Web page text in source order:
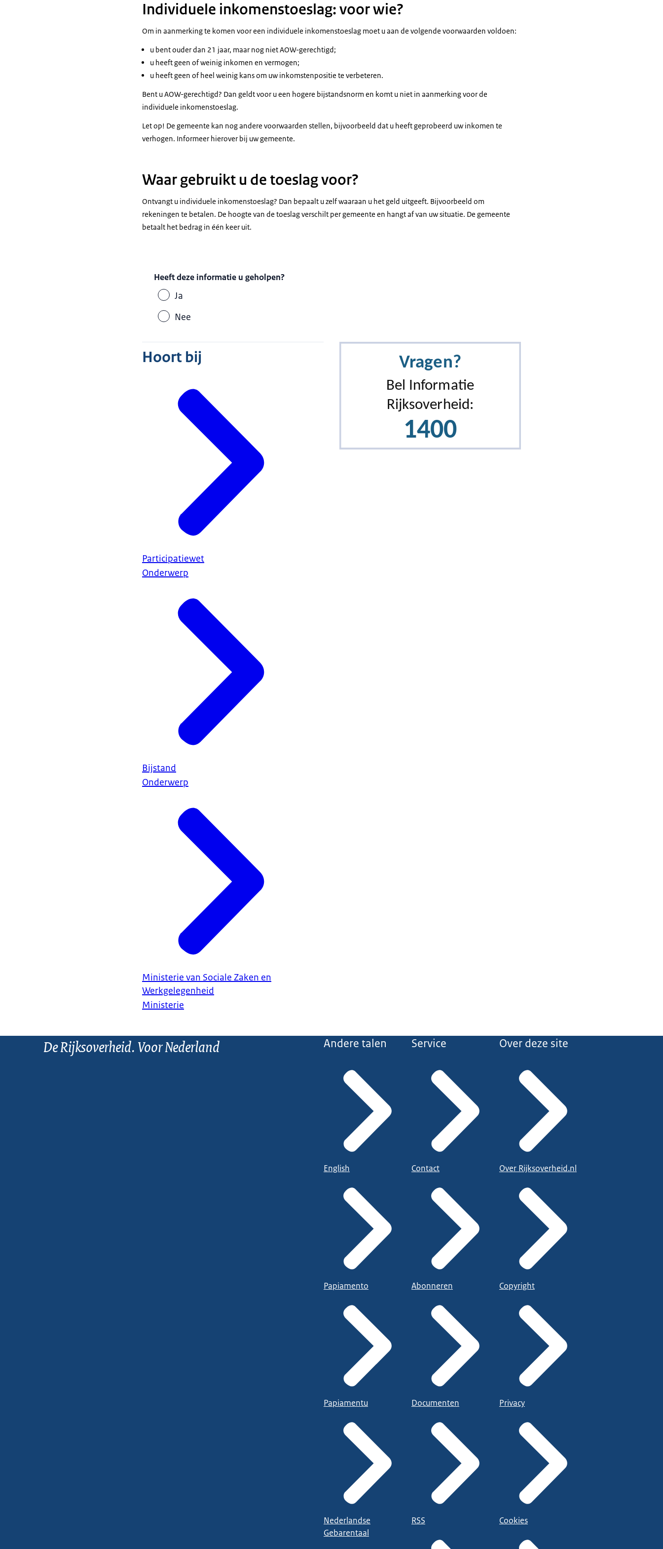
Individuele inkomenstoeslag: voor wie?
Om in aanmerking te komen voor een individuele inkomenstoeslag moet u aan de volgende voorwaarden voldoen:
u bent ouder dan 21 jaar, maar nog niet AOW-gerechtigd;
u heeft geen of weinig inkomen en vermogen;
u heeft geen of heel weinig kans om uw inkomstenpositie te verbeteren.
Bent u AOW-gerechtigd? Dan geldt voor u een hogere bijstandsnorm en komt u niet in aanmerking voor de
individuele inkomenstoeslag.
Let op! De gemeente kan nog andere voorwaarden stellen, bijvoorbeeld dat u heeft geprobeerd uw inkomen te
verhogen. Informeer hierover bij uw gemeente.
Waar gebruikt u de toeslag voor?
Ontvangt u individuele inkomenstoeslag? Dan bepaalt u zelf waaraan u het geld uitgeeft. Bijvoorbeeld om
rekeningen te betalen. De hoogte van de toeslag verschilt per gemeente en hangt af van uw situatie. De gemeente
betaalt het bedrag in één keer uit.
Heeft deze informatie u geholpen?
Ja
Nee
Hoort bij
Participatiewet
Onderwerp
Bijstand
Onderwerp
Ministerie van Sociale Zaken en
Werkgelegenheid
Ministerie
De Rijksoverheid. Voor Nederland Andere talen
English
Papiamento
Papiamentu
Nederlandse
Gebarentaal
Service
Contact
Abonneren
Documenten
RSS
Over deze site
Over Rijksoverheid.nl
Copyright
Privacy
Cookies